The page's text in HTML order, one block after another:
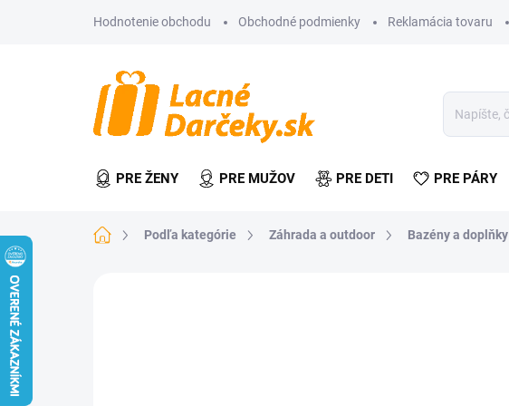
Hodnotenie obchodu Obchodné podmienky Reklamácia tovaru
PRE ŽENY PRE MUŽOV PRE DETI PRE PÁRY
DomovPodľa kategórie Záhrada a outdoor Bazény a doplňky